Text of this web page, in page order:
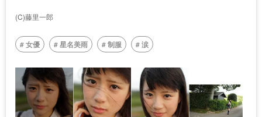
(C)藤里一郎
女優 星名美雨 制服 涙